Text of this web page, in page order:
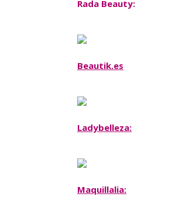
Rada Beauty:
Beautik.es
Ladybelleza:
Maquillalia: